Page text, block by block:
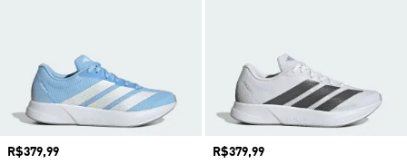
Preço
R$379,99
Preço
R$379,99